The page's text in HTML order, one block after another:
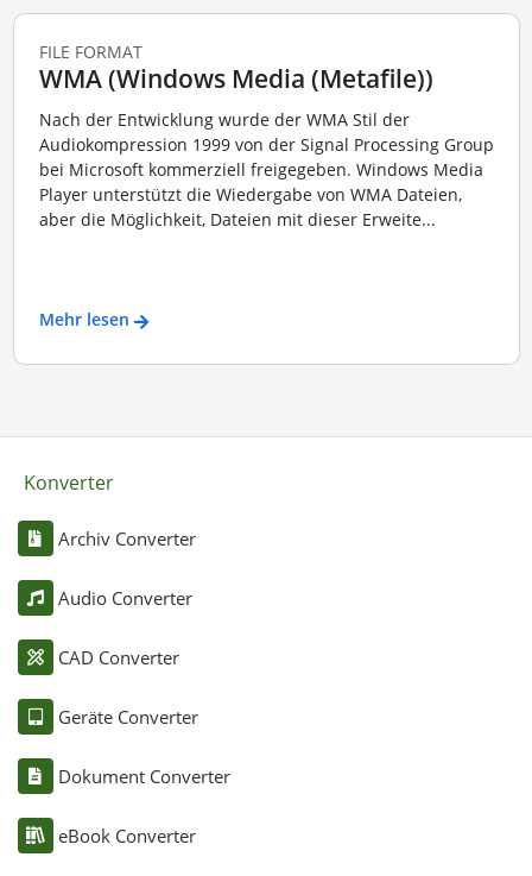
FILE FORMAT
WMA (Windows Media (Metafile))
Nach der Entwicklung wurde der WMA Stil der
Audiokompression 1999 von der Signal Processing Group
bei Microsoft kommerziell freigegeben. Windows Media
Player unterstützt die Wiedergabe von WMA Dateien,
aber die Möglichkeit, Dateien mit dieser Erweite...
Mehr lesen
Konverter
Archiv Converter
Audio Converter
CAD Converter
Geräte Converter
Dokument Converter
eBook Converter